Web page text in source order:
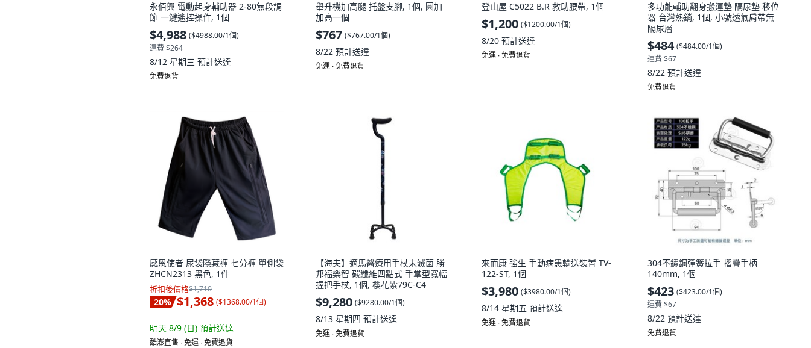
永佰興 電動起身輔助器 2-80無段調
節 一鍵遙控操作, 1個
$4,988 ($4988.00/1個)
運費 $264
8/12 星期三 預計送達
免費退貨
舉升機加高腿 托盤支腳, 1個, 圓加
加高一個
$767 ($767.00/1個)
8/22 預計送達
免運 ∙ 免費退貨
登山屋 C5022 B.R 救助腰帶, 1個
$1,200 ($1200.00/1個)
8/20 預計送達
免運 ∙ 免費退貨
多功能輔助翻身搬運墊 隔尿墊 移位
器 台灣熱銷, 1個, 小號透氣肩帶無
隔尿層
$484 ($484.00/1個)
運費 $67
8/22 預計送達
免費退貨
感恩使者 尿袋隱藏褲 七分褲 單側袋
ZHCN2313 黑色, 1件
折扣後價格$1,710
20% $1,368 ($1368.00/1個)
明天 8/9 (日) 預計送達
酷澎直售 ∙ 免運 ∙ 免費退貨
【海夫】適馬醫療用手杖未滅菌 勝
邦福樂智 碳纖維四點式 手掌型寬幅
握把手杖, 1個, 櫻花紫79C-C4
$9,280 ($9280.00/1個)
8/13 星期四 預計送達
免運 ∙ 免費退貨
來而康 強生 手動病患輸送裝置 TV-
122-ST, 1個
$3,980 ($3980.00/1個)
8/14 星期五 預計送達
免運 ∙ 免費退貨
304不鏽鋼彈簧拉手 摺疊手柄
140mm, 1個
$423 ($423.00/1個)
運費 $67
8/22 預計送達
免費退貨